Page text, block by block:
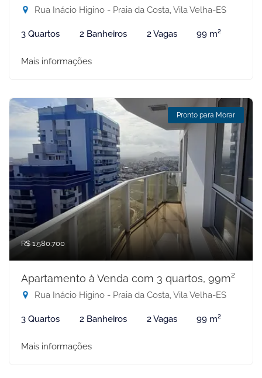
Rua Inácio Higino - Praia da Costa, Vila Velha-ES
3 Quartos 2 Banheiros 2 Vagas 99 m²
Mais informações
Pronto para Morar
R$ 1.580.700
Apartamento à Venda com 3 quartos, 99m²
Rua Inácio Higino - Praia da Costa, Vila Velha-ES
3 Quartos 2 Banheiros 2 Vagas 99 m²
Mais informações